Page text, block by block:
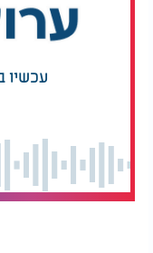
עכשיו